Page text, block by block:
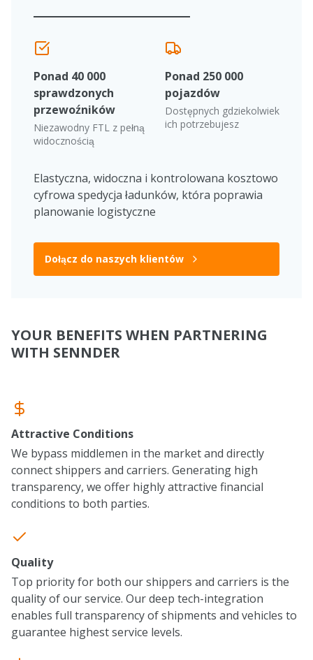
Ponad 40 000
sprawdzonych
przewoźników
Niezawodny FTL z pełną
widocznością
Ponad 250 000
pojazdów
Dostępnych gdziekolwiek
ich potrzebujesz
Elastyczna, widoczna i kontrolowana kosztowo
cyfrowa spedycja ładunków, która poprawia
planowanie logistyczne
Dołącz do naszych klientów
YOUR BENEFITS WHEN PARTNERING
WITH SENNDER
Attractive Conditions
We bypass middlemen in the market and directly
connect shippers and carriers. Generating high
transparency, we offer highly attractive financial
conditions to both parties.
Quality
Top priority for both our shippers and carriers is the
quality of our service. Our deep tech-integration
enables full transparency of shipments and vehicles to
guarantee highest service levels.